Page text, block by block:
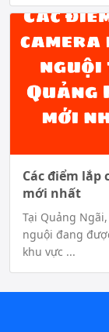
Các điểm
mới nhất
Tại Quảng
nguội đang
khu vực ...